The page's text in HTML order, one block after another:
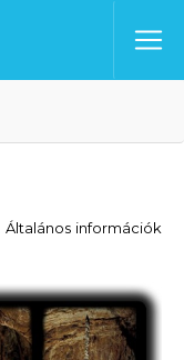
Általános információk